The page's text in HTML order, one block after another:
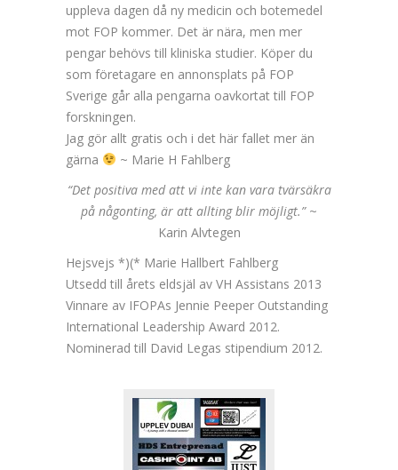
uppleva dagen då ny medicin och botemedel
mot FOP kommer. Det är nära, men mer
pengar behövs till kliniska studier. Köper du
som företagare en annonsplats på FOP
Sverige går alla pengarna oavkortat till FOP
forskningen.
Jag gör allt gratis och i det här fallet mer än
gärna
~ Marie H Fahlberg
“Det positiva med att vi inte kan vara tvärsäkra
på någonting, är att allting blir möjligt.”~
Karin Alvtegen
Hejsvejs *)(* Marie Hallbert Fahlberg
Utsedd till årets eldsjäl av VH Assistans 2013
Vinnare av IFOPAs Jennie Peeper Outstanding
International Leadership Award 2012.
Nominerad till David Legas stipendium 2012.